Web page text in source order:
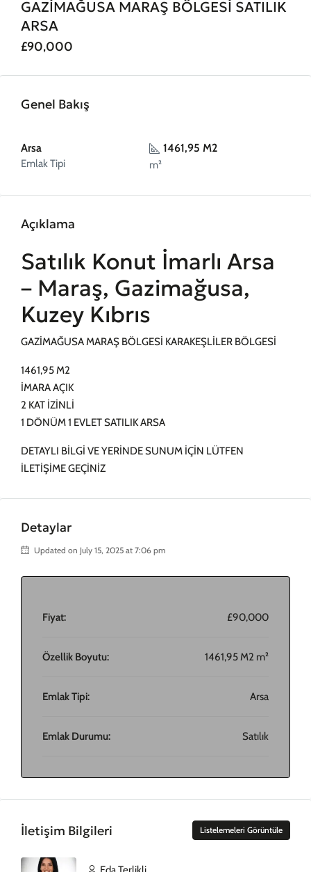
GAZİMAĞUSA MARAŞ BÖLGESİ SATILIK
ARSA
£90,000
Genel Bakış
Arsa
Emlak Tipi
1461,95 M2
m²
Açıklama
Satılık Konut İmarlı Arsa
– Maraş, Gazimağusa,
Kuzey Kıbrıs
GAZİMAĞUSA MARAŞ BÖLGESİ KARAKEŞLİLER BÖLGESİ
1461,95 M2
İMARA AÇIK
2 KAT İZİNLİ
1 DÖNÜM 1 EVLET SATILIK ARSA
DETAYLI BİLGİ VE YERİNDE SUNUM İÇİN LÜTFEN
İLETİŞİME GEÇİNİZ
Detaylar
Updated on July 15, 2025 at 7:06 pm
Fiyat: £90,000
Özellik Boyutu: 1461,95 M2 m²
Emlak Tipi: Arsa
Emlak Durumu: Satılık
İletişim Bilgileri Listelemeleri Görüntüle